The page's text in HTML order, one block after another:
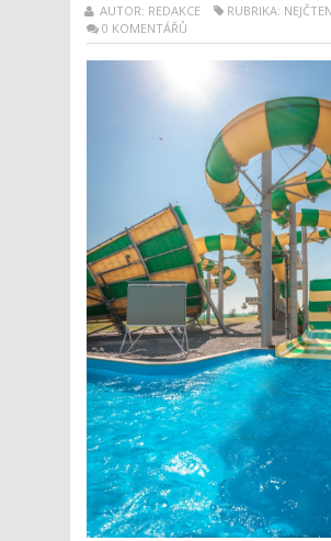
AUTOR: REDAKCE
RUBRIKA:
0 KOMENTÁŘŮ